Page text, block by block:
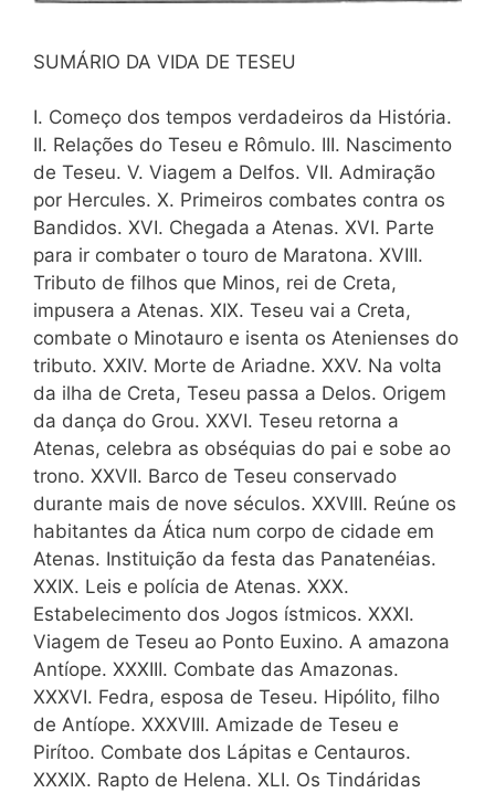
SUMÁRIO DA VIDA DE TESEU
I. Começo dos tempos verdadeiros da História.
II. Relações do Teseu e Rômulo. III. Nascimento
de Teseu. V. Viagem a Delfos. VII. Admiração
por Hercules. X. Primeiros combates contra os
Bandidos. XVI. Chegada a Atenas. XVI. Parte
para ir combater o touro de Maratona. XVIII.
Tributo de filhos que Minos, rei de Creta,
impusera a Atenas. XIX. Teseu vai a Creta,
combate o Minotauro e isenta os Atenienses do
tributo. XXIV. Morte de Ariadne. XXV. Na volta
da ilha de Creta, Teseu passa a Delos. Origem
da dança do Grou. XXVI. Teseu retorna a
Atenas, celebra as obséquias do pai e sobe ao
trono. XXVII. Barco de Teseu conservado
durante mais de nove séculos. XXVIII. Reúne os
habitantes da Ática num corpo de cidade em
Atenas. Instituição da festa das Panatenéias.
XXIX. Leis e polícia de Atenas. XXX.
Estabelecimento dos Jogos ístmicos. XXXI.
Viagem de Teseu ao Ponto Euxino. A amazona
Antíope. XXXIII. Combate das Amazonas.
XXXVI. Fedra, esposa de Teseu. Hipólito, filho
de Antíope. XXXVIII. Amizade de Teseu e
Pirítoo. Combate dos Lápitas e Centauros.
XXXIX. Rapto de Helena. XLI. Os Tindáridas